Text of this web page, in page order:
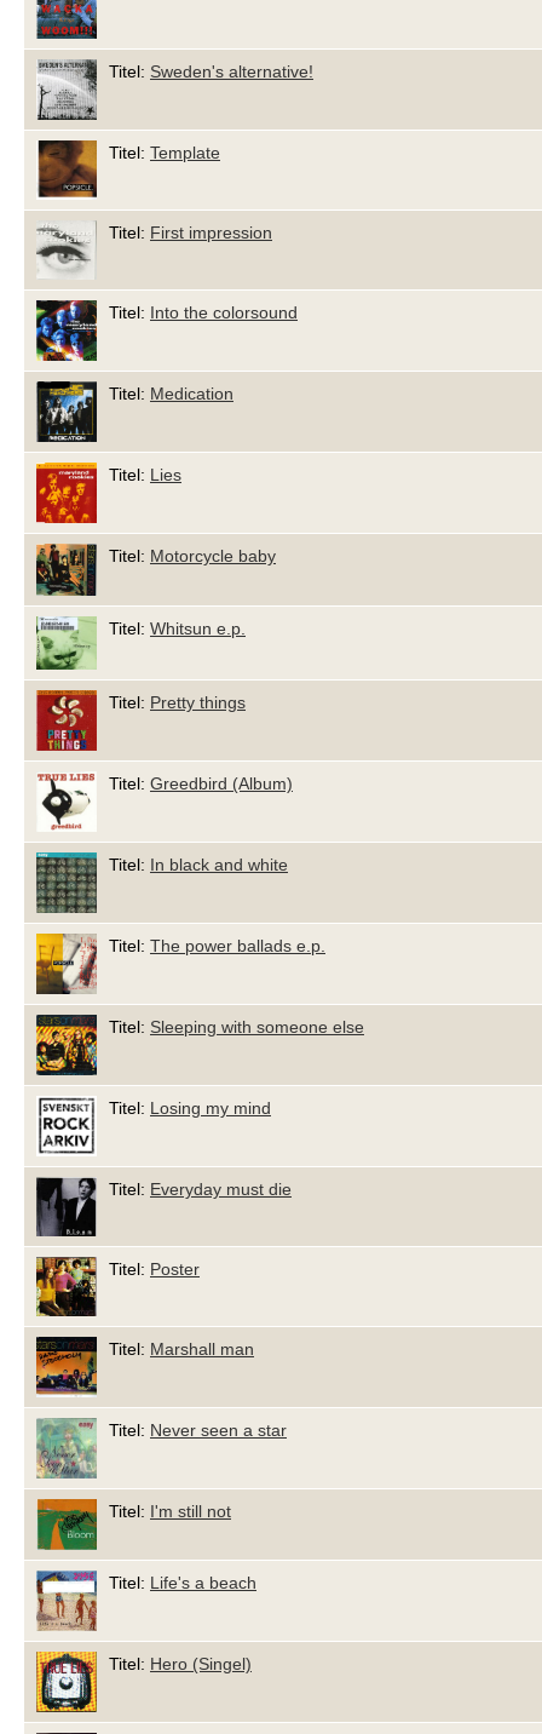
Titel: Sweden's alternative!
Titel: Template
Titel: First impression
Titel: Into the colorsound
Titel: Medication
Titel: Lies
Titel: Motorcycle baby
Titel: Whitsun e.p.
Titel: Pretty things
Titel: Greedbird (Album)
Titel: In black and white
Titel: The power ballads e.p.
Titel: Sleeping with someone else
Titel: Losing my mind
Titel: Everyday must die
Titel: Poster
Titel: Marshall man
Titel: Never seen a star
Titel: I'm still not
Titel: Life's a beach
Titel: Hero (Singel)